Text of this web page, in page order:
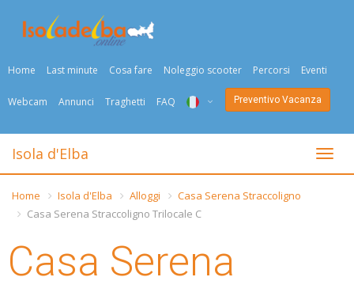
Home Last minute Cosa fare Noleggio scooter Percorsi Eventi
Webcam Annunci Traghetti FAQ
ENG
FRA
Preventivo Vacanza
Togli
Isola d'Elba
Home Isola d'Elba Alloggi
Casa Serena Straccoligno
Casa Serena Straccoligno Trilocale C
Casa Serena